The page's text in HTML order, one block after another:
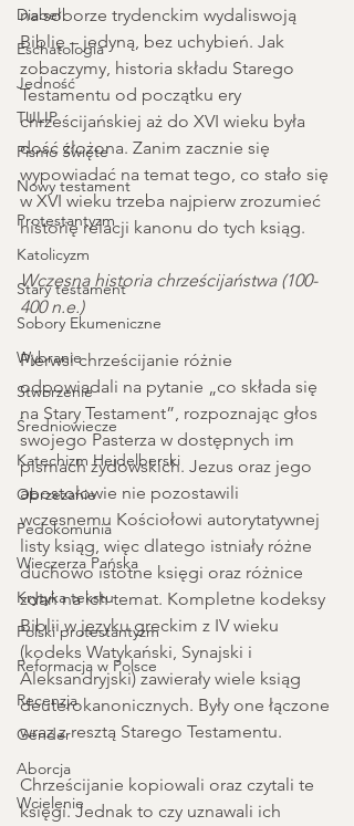
Diabeł
Eschatologia
Jedność
TULIP
Pismo Święte
Nowy testament
Protestantyzm
Katolicyzm
Stary testament
Sobory Ekumeniczne
Wybranie
Stworzenie
Średniowiecze
Katechizm Heidelberski
Obrzezanie
Pedokomunia
Wieczerza Pańska
Krytyka tekstu
Polski protestantyzm
Reformacja w Polsce
Recenzja
Gender
Aborcja
Wcielenie
na soborze trydenckim wydaliswoją
Biblię – jedyną, bez uchybień. Jak
zobaczymy, historia składu Starego
Testamentu od początku ery
chrześcijańskiej aż do XVI wieku była
dość złożona. Zanim zacznie się
wypowiadać na temat tego, co stało się
w XVI wieku trzeba najpierw zrozumieć
historię relacji kanonu do tych ksiąg.
Wczesna historia chrześcijaństwa (100-
400 n.e.)
Pierwsi chrześcijanie różnie
odpowiadali na pytanie „co składa się
na Stary Testament”, rozpoznając głos
swojego Pasterza w dostępnych im
pismach żydowskich. Jezus oraz jego
apostołowie nie pozostawili
wczesnemu Kościołowi autorytatywnej
listy ksiąg, więc dlatego istniały różne
duchowo istotne księgi oraz różnice
zdań na ich temat. Kompletne kodeksy
Biblii w języku greckim z IV wieku
(kodeks Watykański, Synajski i
Aleksandryjski) zawierały wiele ksiąg
deuterokanonicznych. Były one łączone
wraz z resztą Starego Testamentu.
Chrześcijanie kopiowali oraz czytali te
księgi. Jednak to czy uznawali ich